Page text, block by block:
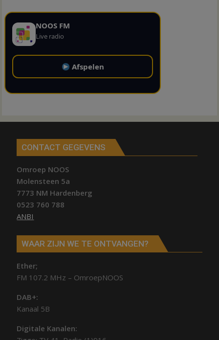
NOOS FM
Live radio
Afspelen
CONTACT GEGEVENS
Omroep NOOS
Molensteen 5a
7773 NM Hardenberg
0523 760 788
ANBI
WAAR ZIJN WE TE ONTVANGEN?
Ether;
FM 107.2 MHz – OmroepNOOS
DAB+:
Kanaal 5B
Digitale Kanalen: